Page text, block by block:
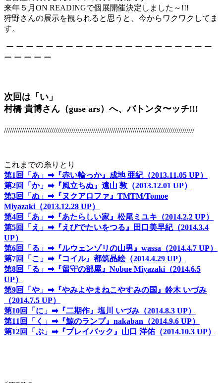
来年５月ON READINGで個展開催決定しました～!!!
狩野さんの展示を観られると思うと、今からワクワクしてま
す。
ー ー ー ー ー ー ー ー ー ー ー ー ー ー ー ー ー ー ー ー ー
ー ー ー ー ー
次回は「い」
村橋 貴博さん（guse ars）へ、バトンタ〜ッチ!!!
////////////////////////////////////////////////////////////////////////////////////////////////
これまでの糸りとり
第1回「あ」➡『赤い輪っか』成地 亜紀（2013.11.05 UP）
第2回「か」➡『風立ちぬ』遠山 敦（2013.12.01 UP）
第3回「ぬ」➡『ヌクアロファ』TMTM/Tomoe
Miyazaki（2013.12.28 UP）
第4回「あ」➡『あたらしい家』松尾ミユキ（2014.2.2 UP）
第5回「え」➡『えびでたいをつる』田口美早紀（2014.3.4
UP）
第6回「る」➡『ルウェンゾリの山男』wassa（2014.4.7 UP）
第7回「こ」➡『コイル』都筑晶絵（2014.4.29 UP）
第8回「る」➡『留守の部屋』Nobue Miyazaki（2014.6.5
UP）
第9回「や」➡『やみよやまねこやすみの国』鈴木 いづみ
（2014.7.5 UP）
第10回「に」➡『二期作』塩川 いづみ（2014.8.3 UP）
第11回「く」➡『鯨のランプ』nakaban（2014.9.6 UP）
第12回「ぷ」➡『プレイバック』山口 洋佑（2014.10.3 UP）